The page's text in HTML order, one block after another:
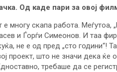
Од каде пари за овој
многу скапа работа. Меѓутоа,
и Ѓорѓи Симеонов. И таа
не е од пред „сто години“!
проект, што не значи дека
требаше да се